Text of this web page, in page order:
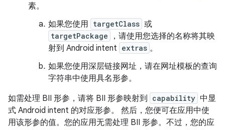
素。
如果您使用 targetClass 或
targetPackage
，请使用您选择的名称将其映
射到 Android intent extras 。
如果您使用深层链接网址，请在网址模板的查询
字符串中使用具名形参。
如需处理 BII 形参，请将 BII 形参映射到 capability 中显
式 Android intent 的对应形参。 然后，您便可在应用中使
用该形参的值。您的应用无需处理 BII 形参。不过，您的应